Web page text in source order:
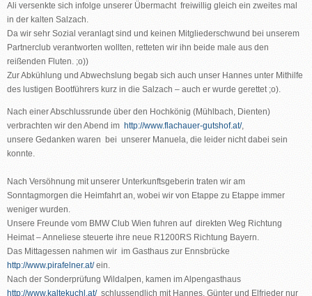
Ali versenkte sich infolge unserer Übermacht freiwillig gleich ein zweites mal
in der kalten Salzach.
Da wir sehr Sozial veranlagt sind und keinen Mitgliederschwund bei unserem
Partnerclub verantworten wollten, retteten wir ihn beide male aus den
reißenden Fluten. ;o))
Zur Abkühlung und Abwechslung begab sich auch unser Hannes unter Mithilfe
des lustigen Bootführers kurz in die Salzach – auch er wurde gerettet ;o).
Nach einer Abschlussrunde über den Hochkönig (Mühlbach, Dienten)
verbrachten wir den Abend im http://www.flachauer-gutshof.at/,
unsere Gedanken waren bei unserer Manuela, die leider nicht dabei sein
konnte.
Nach Versöhnung mit unserer Unterkunftsgeberin traten wir am
Sonntagmorgen die Heimfahrt an, wobei wir von Etappe zu Etappe immer
weniger wurden.
Unsere Freunde vom BMW Club Wien fuhren auf direkten Weg Richtung
Heimat – Anneliese steuerte ihre neue R1200RS Richtung Bayern.
Das Mittagessen nahmen wir im Gasthaus zur Ennsbrücke
http://www.pirafelner.at/ein.
Nach der Sonderprüfung Wildalpen, kamen im Alpengasthaus
http://www.kaltekuchl.at/schlussendlich mit Hannes, Günter und Elfrieder nur